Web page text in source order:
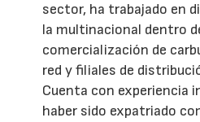
sector, ha trabajado en
la multinacional dentro
comercialización de
red y filiales de
Cuenta con experiencia
haber sido expatriado